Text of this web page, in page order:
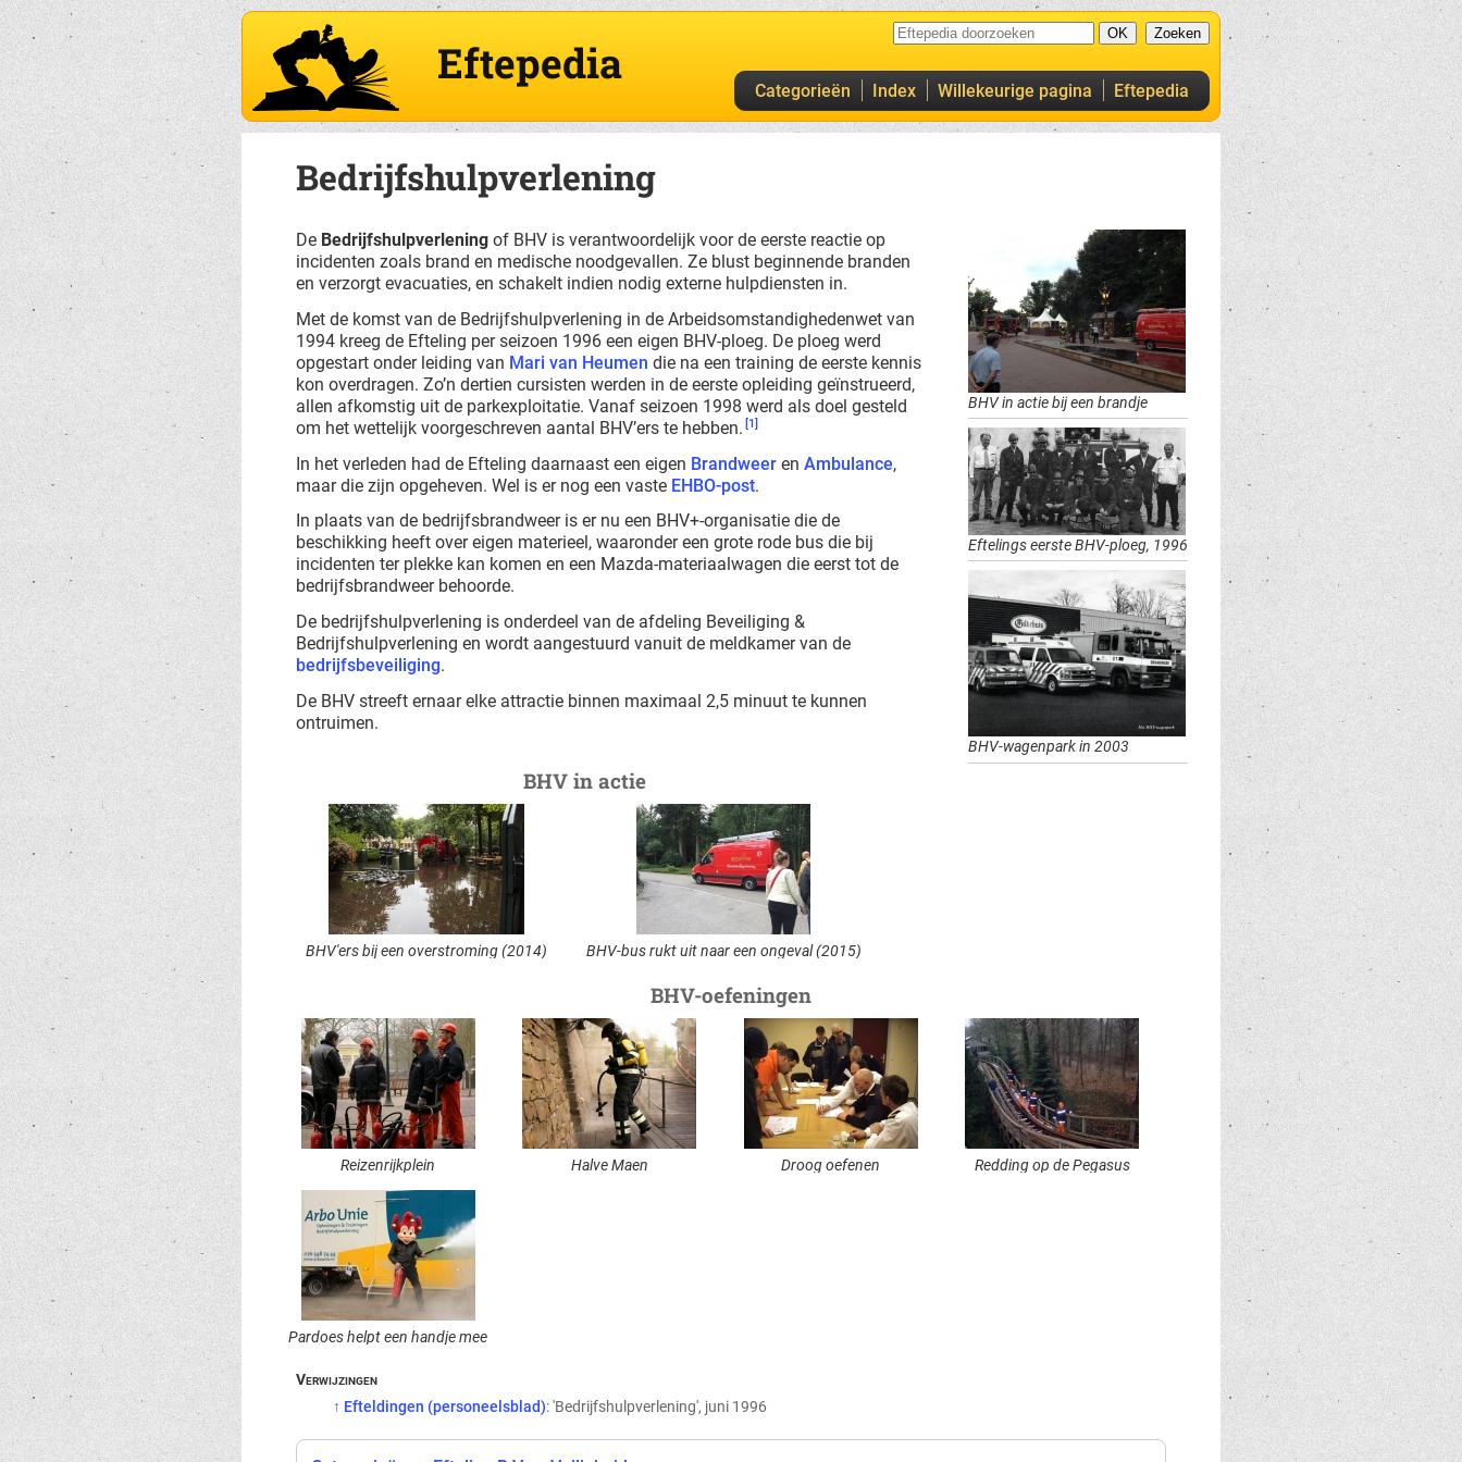
Eftepedia
Categorieën Index Willekeurige pagina Eftepedia
Bedrijfshulpverlening
BHV in actie bij een brandje
Eftelings eerste BHV-ploeg, 1996
BHV-wagenpark in 2003
De Bedrijfshulpverlening of BHV is verantwoordelijk voor de eerste reactie op
incidenten zoals brand en medische noodgevallen. Ze blust beginnende branden
en verzorgt evacuaties, en schakelt indien nodig externe hulpdiensten in.
Met de komst van de Bedrijfshulpverlening in de Arbeidsomstandighedenwet van
1994 kreeg de Efteling per seizoen 1996 een eigen BHV-ploeg. De ploeg werd
opgestart onder leiding van Mari van Heumen die na een training de eerste kennis
kon overdragen. Zo’n dertien cursisten werden in de eerste opleiding geïnstrueerd,
allen afkomstig uit de parkexploitatie. Vanaf seizoen 1998 werd als doel gesteld
om het wettelijk voorgeschreven aantal BHV’ers te hebben. [1]
In het verleden had de Efteling daarnaast een eigen Brandweer en Ambulance,
maar die zijn opgeheven. Wel is er nog een vaste EHBO-post.
In plaats van de bedrijfsbrandweer is er nu een BHV+-organisatie die de
beschikking heeft over eigen materieel, waaronder een grote rode bus die bij
incidenten ter plekke kan komen en een Mazda-materiaalwagen die eerst tot de
bedrijfsbrandweer behoorde.
De bedrijfshulpverlening is onderdeel van de afdeling Beveiliging &
Bedrijfshulpverlening en wordt aangestuurd vanuit de meldkamer van de
bedrijfsbeveiliging.
De BHV streeft ernaar elke attractie binnen maximaal 2,5 minuut te kunnen
ontruimen.
BHV in actie
BHV'ers bij een overstroming (2014) BHV-bus rukt uit naar een ongeval (2015)
BHV-oefeningen
Reizenrijkplein Halve Maen Droog oefenen Redding op de Pegasus
Pardoes helpt een handje mee
↑ Efteldingen (personeelsblad): 'Bedrijfshulpverlening', juni 1996